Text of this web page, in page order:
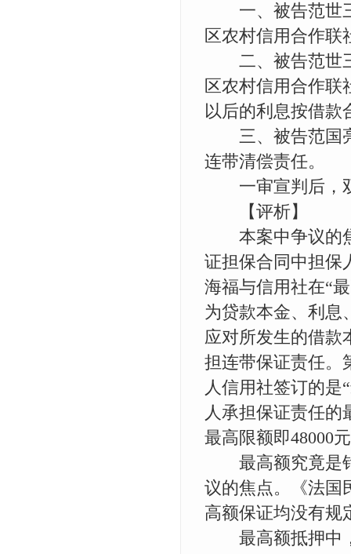
一、被告范世三
区农村信用合作联
二、被告范世三
区农村信用合作联
以后的利息按借款
三、被告范国亮
连带清偿责任。
一审宣判后，双
【评析】
本案中争议的焦
证担保合同中担保
海福与信用社在“
为贷款本金、利息
应对所发生的借款
担连带保证责任。
人信用社签订的是
人承担保证责任的
最高限额即48000
最高额究竟是针
议的焦点。《法国
高额保证均没有规
最高额抵押中，